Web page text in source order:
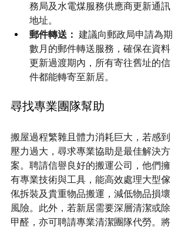
務局及水電煤服務供應商更新通訊
地址。
郵件轉送： 建議向郵政局申請為期
數月的郵件轉送服務，確保在資料
更新過渡期內，所有寄往舊址的信
件都能轉寄至新居。
尋找專業團隊幫助
搬屋過程繁雜且體力消耗巨大，若感到
壓力過大，尋求專業協助是最佳解決方
案。聘請信譽良好的搬運公司，他們擁
有專業技術與工具，能高效處理大型傢
俬拆裝及貴重物品搬運，減低物品損壞
風險。此外，若新居需要深層清潔或除
甲醛，亦可聘請專業清潔團隊代勞。將